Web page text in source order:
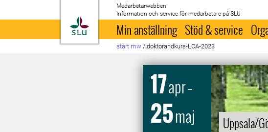
Till startsida
Medarbetarwebben
Information och service för medarbetare på SLU
Min anställning Stöd & service
start mw / doktorandkurs-LCA-2023
17apr–
25maj Uppsala/